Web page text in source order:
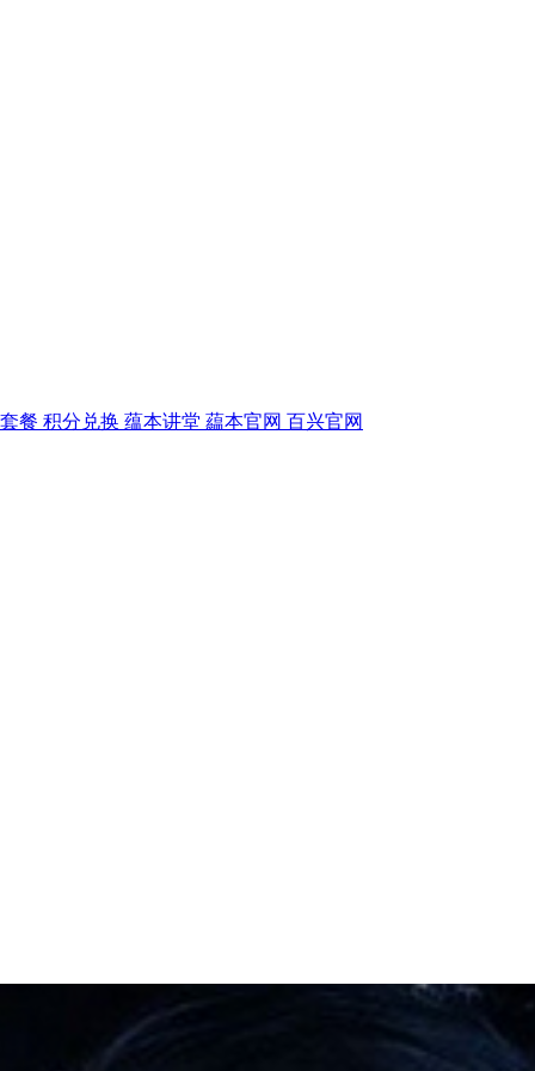
餐 积分兑换 蕴本讲堂 藴本官网 百兴官网